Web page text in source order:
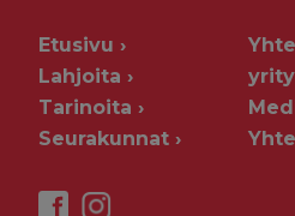
Etusivu
Lahjoita
Tarinoita
Seurakunnat